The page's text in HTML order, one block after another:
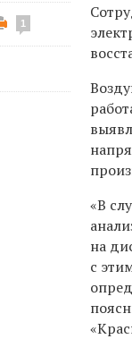
1
«В
на
с